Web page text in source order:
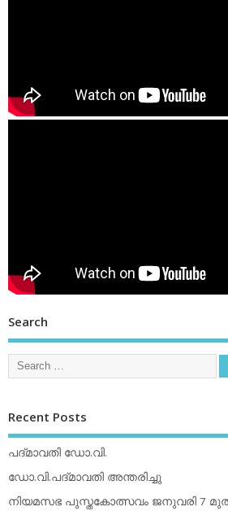
Search
Recent Posts
പദ്മാവതി ഡോ.വി.
ഡോ.വി.പദ്മാവതി അന്തരിച്ചു
നിയമസഭ പുസ്തകോത്സവം ജനുവരി 7